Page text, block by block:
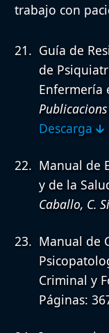
trabajo con
Guía de
de
Enfermería
Descarga 🡳
Manual de
y de la
Caballo, C.
Manual de
Criminal y
Páginas: